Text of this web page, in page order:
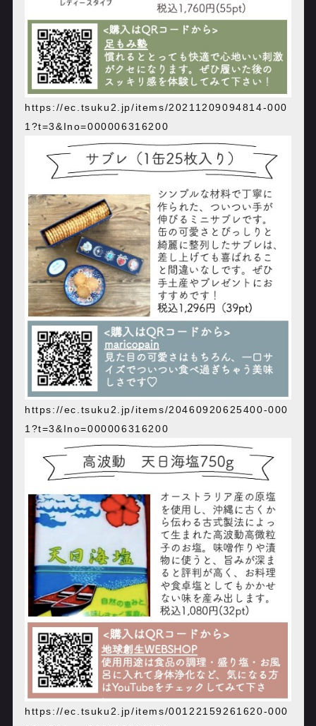
https://ec.tsuku2.jp/items/20211209094814-000
1?t=3&Ino=000006316200
https://ec.tsuku2.jp/items/20460920625400-000
1?t=3&Ino=000006316200
https://ec.tsuku2.jp/items/00122159261620-000